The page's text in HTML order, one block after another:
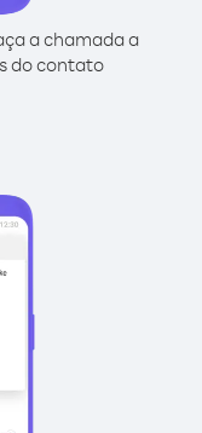
a chamada a
do contato